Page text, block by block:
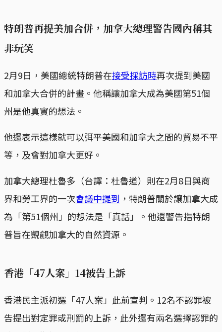
特朗普再提美加合併，加拿大總理警告國內稱其
非玩笑
2月9日，美國總統特朗普在接受採訪時再次提到美國
和加拿大合併的計畫。他稱讓加拿大成為美國第51個
州是他真實的想法。
他還表示這樣就可以弭平美國和加拿大之間的貿易不平
等，及會對加拿大更好。
加拿大總理杜魯多（台譯：杜魯道）則在2月8日與商
界和勞工界的一次會議中提到 ，特朗普關於讓加拿大成
為「第51個州」的想法是「真話」。他還警告指特朗
普旨在覬覦加拿大的自然資源。
香港「47人案」14被告上訴
香港民主派初選「47人案」此前宣判。12名不認罪被
告提出對定罪或刑罰的上訴，此外還有兩名選擇認罪的